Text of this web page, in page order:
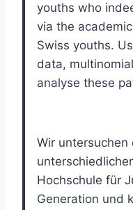
youths who
via the
Swiss youths.
data,
analyse these
Wir
Hochschule für
Generation und